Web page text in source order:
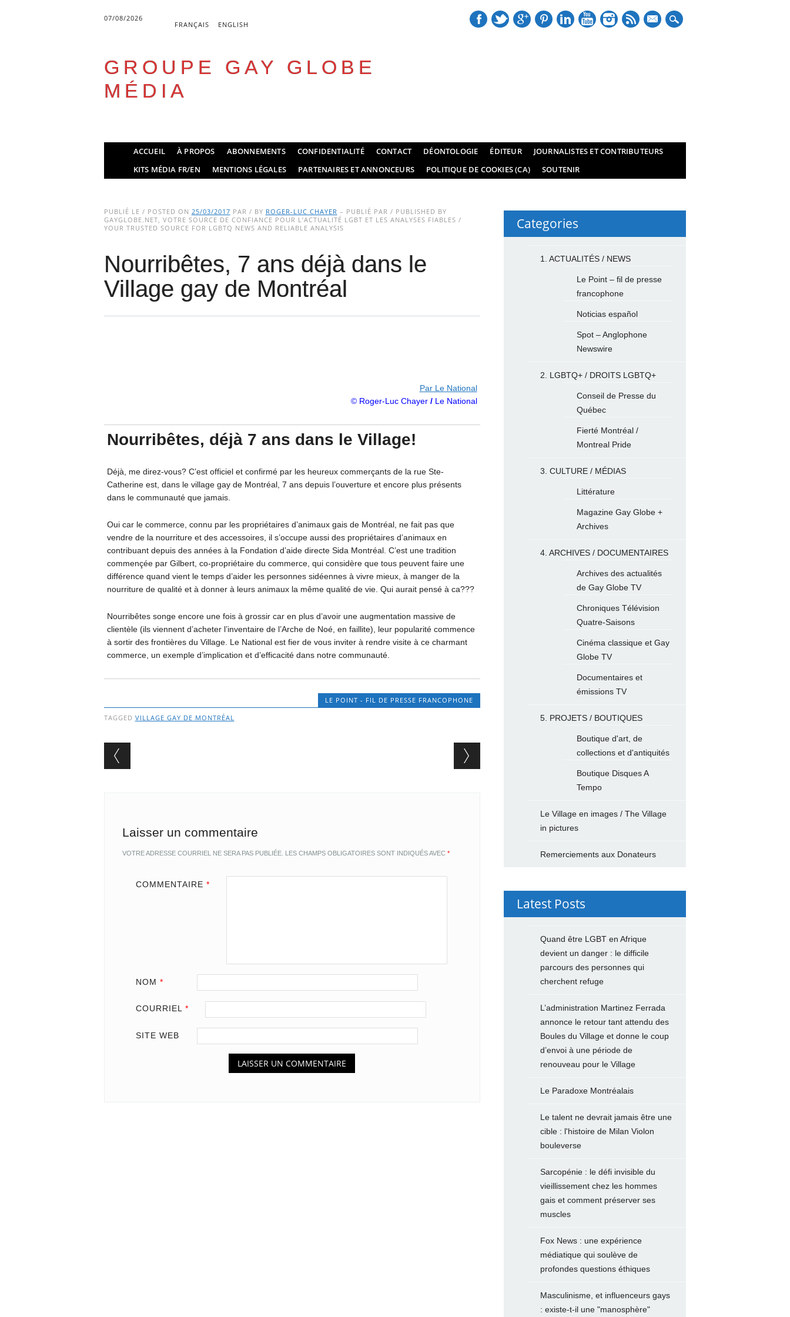
07/08/2026
FRANÇAIS ENGLISH
mail
GROUPE GAY GLOBE
MÉDIA
Main menu
ACCUEIL À PROPOS ABONNEMENTS CONFIDENTIALITÉ CONTACT DÉONTOLOGIE ÉDITEUR
JOURNALISTES ET CONTRIBUTEURS
KITS MÉDIA FR/EN
MENTIONS LÉGALES PARTENAIRES ET ANNONCEURS POLITIQUE DE COOKIES (CA) SOUTENIR
PUBLIÉ LE / POSTED ON 25/03/2017 PAR / BY ROGER-LUC CHAYER – PUBLIÉ PAR / PUBLISHED BY
GAYGLOBE.NET, VOTRE SOURCE DE CONFIANCE POUR L’ACTUALITÉ LGBT ET LES ANALYSES FIABLES /
YOUR TRUSTED SOURCE FOR LGBTQ NEWS AND RELIABLE ANALYSIS
Nourribêtes, 7 ans déjà dans le
Village gay de Montréal
Par Le National
© Roger-Luc Chayer/Le National
Nourribêtes, déjà 7 ans dans le Village!
Déjà, me direz-vous? C’est officiel et confirmé par les heureux commerçants de la rue Ste-
Catherine est, dans le village gay de Montréal, 7 ans depuis l’ouverture et encore plus présents
dans le communauté que jamais.
Oui car le commerce, connu par les propriétaires d’animaux gais de Montréal, ne fait pas que
vendre de la nourriture et des accessoires, il s’occupe aussi des propriétaires d’animaux en
contribuant depuis des années à la Fondation d’aide directe Sida Montréal. C’est une tradition
commençée par Gilbert, co-propriétaire du commerce, qui considère que tous peuvent faire une
différence quand vient le temps d’aider les personnes sidéennes à vivre mieux, à manger de la
nourriture de qualité et à donner à leurs animaux la même qualité de vie. Qui aurait pensé à ca???
Nourribêtes songe encore une fois à grossir car en plus d’avoir une augmentation massive de
clientèle (ils viennent d’acheter l’inventaire de l’Arche de Noé, en faillite), leur popularité commence
à sortir des frontières du Village. Le National est fier de vous inviter à rendre visite à ce charmant
commerce, un exemple d’implication et d’efficacité dans notre communauté.
LE POINT - FIL DE PRESSE FRANCOPHONE
TAGGED VILLAGE GAY DE MONTRÉAL
Post navigation
Laisser un commentaire
VOTRE ADRESSE COURRIEL NE SERA PAS PUBLIÉE. LES CHAMPS OBLIGATOIRES SONT INDIQUÉS AVEC *
COMMENTAIRE *
NOM *
COURRIEL *
SITE WEB
Categories
1. ACTUALITÉS / NEWS
Le Point – fil de presse
francophone
Noticias español
Spot – Anglophone
Newswire
2. LGBTQ+ / DROITS LGBTQ+
Conseil de Presse du
Québec
Fierté Montréal /
Montreal Pride
3. CULTURE / MÉDIAS
Littérature
Magazine Gay Globe +
Archives
4. ARCHIVES / DOCUMENTAIRES
Archives des actualités
de Gay Globe TV
Chroniques Télévision
Quatre-Saisons
Cinéma classique et Gay
Globe TV
Documentaires et
émissions TV
5. PROJETS / BOUTIQUES
Boutique d'art, de
collections et d'antiquités
Boutique Disques A
Tempo
Le Village en images / The Village
in pictures
Remerciements aux Donateurs
Latest Posts
Quand être LGBT en Afrique
devient un danger : le difficile
parcours des personnes qui
cherchent refuge
L’administration Martinez Ferrada
annonce le retour tant attendu des
Boules du Village et donne le coup
d’envoi à une période de
renouveau pour le Village
Le Paradoxe Montréalais
Le talent ne devrait jamais être une
cible : l'histoire de Milan Violon
bouleverse
Sarcopénie : le défi invisible du
vieillissement chez les hommes
gais et comment préserver ses
muscles
Fox News : une expérience
médiatique qui soulève de
profondes questions éthiques
Masculinisme, et influenceurs gays
: existe-t-il une "manosphère"